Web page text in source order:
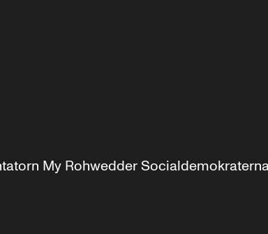
My Rohwedder